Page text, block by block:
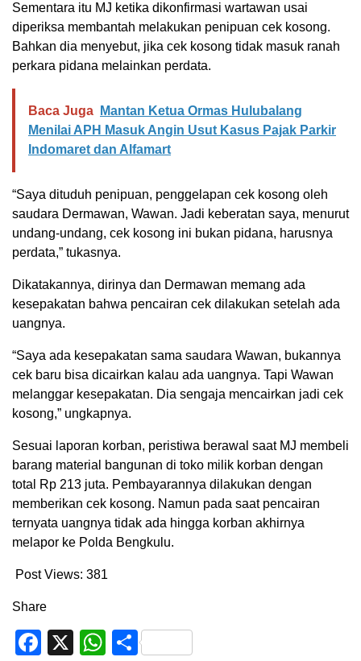
Sementara itu MJ ketika dikonfirmasi wartawan usai
diperiksa membantah melakukan penipuan cek kosong.
Bahkan dia menyebut, jika cek kosong tidak masuk ranah
perkara pidana melainkan perdata.
Baca Juga
Mantan Ketua Ormas Hulubalang
Menilai APH Masuk Angin Usut Kasus Pajak Parkir
Indomaret dan Alfamart
“Saya dituduh penipuan, penggelapan cek kosong oleh
saudara Dermawan, Wawan. Jadi keberatan saya, menurut
undang-undang, cek kosong ini bukan pidana, harusnya
perdata,” tukasnya.
Dikatakannya, dirinya dan Dermawan memang ada
kesepakatan bahwa pencairan cek dilakukan setelah ada
uangnya.
“Saya ada kesepakatan sama saudara Wawan, bukannya
cek baru bisa dicairkan kalau ada uangnya. Tapi Wawan
melanggar kesepakatan. Dia sengaja mencairkan jadi cek
kosong,” ungkapnya.
Sesuai laporan korban, peristiwa berawal saat MJ membeli
barang material bangunan di toko milik korban dengan
total Rp 213 juta. Pembayarannya dilakukan dengan
memberikan cek kosong. Namun pada saat pencairan
ternyata uangnya tidak ada hingga korban akhirnya
melapor ke Polda Bengkulu.
Post Views: 381
Share
Facebook
X WhatsApp
Share